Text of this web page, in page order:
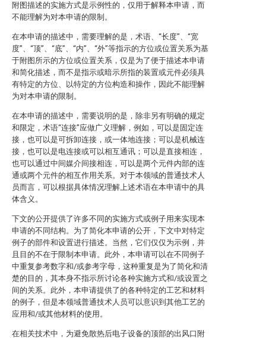
附图描述的实施方式是示例性的，仅用于解释本申请，而
不能理解为对本申请的限制。
在本申请的描述中，需要理解的是，术语、“长度”、“宽
度”、“顶”、“底”、“内”、“外”等指示的方位或位置关系为基
于附图所示的方位或位置关系，仅是为了便于描述本申请
和简化描述，而不是指示或暗示所指的装置或元件必须具
有特定的方位、以特定的方位构造和操作，因此不能理解
为对本申请的限制。
在本申请的描述中，需要说明的是，除非另有明确的规定
和限定，术语“连接”应做广义理解，例如，可以是固定连
接，也可以是可拆卸连接，或一体地连接；可以是机械连
接，也可以是电连接或可以相互通讯；可以是直接相连，
也可以通过中间媒介间接相连，可以是两个元件内部的连
通或两个元件的相互作用关系。对于本领域的普通技术人
员而言，可以根据具体情况理解上述术语在本申请中的具
体含义。
下文的公开提供了许多不同的实施方式或例子用来实现本
申请的不同结构。为了简化本申请的公开，下文中对特定
例子的部件和设置进行描述。当然，它们仅仅为示例，并
且目的不在于限制本申请。此外，本申请可以在不同例子
中重复参考数字和/或参考字母，这种重复是为了简化和清
楚的目的，其本身不指示所讨论各种实施方式和/或设置之
间的关系。此外，本申请提供了的各种特定的工艺和材料
的例子，但是本领域普通技术人员可以意识到其他工艺的
应用和/或其他材料的使用。
在相关技术中，为避免散热后电子设备的顶部的出风口附